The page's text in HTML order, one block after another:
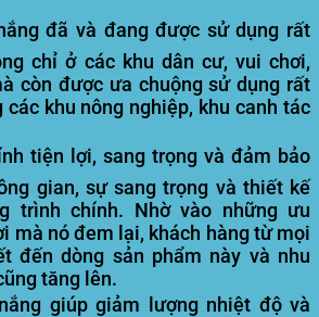
đã và đang được sử dụng rất
chỉ ở các khu dân cư, vui chơi,
còn được ưa chuộng sử dụng rất
các khu nông nghiệp, khu canh tác
tiện lợi, sang trọng và đảm bảo
gian, sự sang trọng và thiết kế
trình chính. Nhờ vào những ưu
mà nó đem lại, khách hàng từ mọi
đến dòng sản phẩm này và nhu
tăng lên.
giúp giảm lượng nhiệt độ và